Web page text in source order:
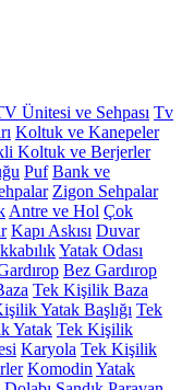
Ünitesi ve Sehpası Tv
Koltuk ve Kanepeler
Koltuk ve Berjerler
Puf Bank ve
Zigon Sehpalar
Antre ve Hol Çok
Kapı Askısı Duvar
Yatak Odası
Bez Gardırop
Tek Kişilik Baza
Yatak Başlığı Tek
Yatak Tek Kişilik
Karyola Tek Kişilik
Komodin Yatak